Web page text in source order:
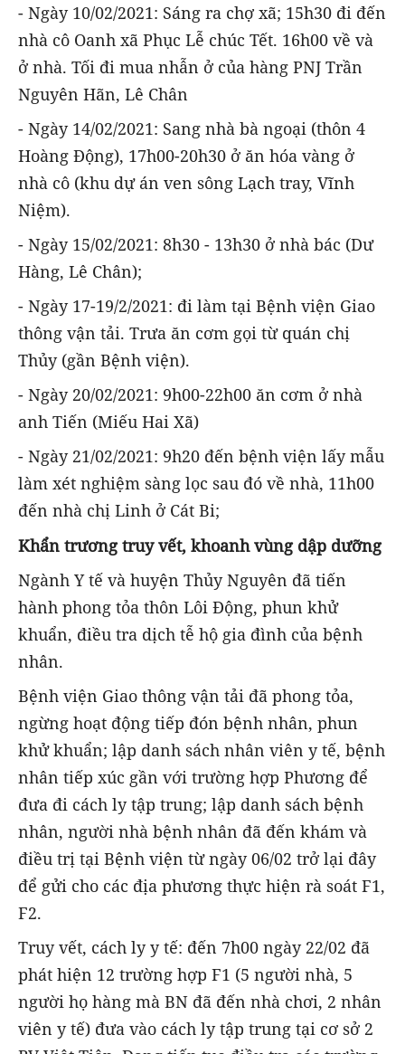
- Ngày 10/02/2021: Sáng ra chợ xã; 15h30 đi đến
nhà cô Oanh xã Phục Lễ chúc Tết. 16h00 về và
ở nhà. Tối đi mua nhẫn ở của hàng PNJ Trần
Nguyên Hãn, Lê Chân
- Ngày 14/02/2021: Sang nhà bà ngoại (thôn 4
Hoàng Động), 17h00-20h30 ở ăn hóa vàng ở
nhà cô (khu dự án ven sông Lạch tray, Vĩnh
Niệm).
- Ngày 15/02/2021: 8h30 - 13h30 ở nhà bác (Dư
Hàng, Lê Chân);
- Ngày 17-19/2/2021: đi làm tại Bệnh viện Giao
thông vận tải. Trưa ăn cơm gọi từ quán chị
Thủy (gần Bệnh viện).
- Ngày 20/02/2021: 9h00-22h00 ăn cơm ở nhà
anh Tiến (Miếu Hai Xã)
- Ngày 21/02/2021: 9h20 đến bệnh viện lấy mẫu
làm xét nghiệm sàng lọc sau đó về nhà, 11h00
đến nhà chị Linh ở Cát Bi;
Khẩn trương truy vết, khoanh vùng dập dưỡng
Ngành Y tế và huyện Thủy Nguyên đã tiến
hành phong tỏa thôn Lôi Động, phun khử
khuẩn, điều tra dịch tễ hộ gia đình của bệnh
nhân.
Bệnh viện Giao thông vận tải đã phong tỏa,
ngừng hoạt động tiếp đón bệnh nhân, phun
khử khuẩn; lập danh sách nhân viên y tế, bệnh
nhân tiếp xúc gần với trường hợp Phương để
đưa đi cách ly tập trung; lập danh sách bệnh
nhân, người nhà bệnh nhân đã đến khám và
điều trị tại Bệnh viện từ ngày 06/02 trở lại đây
để gửi cho các địa phương thực hiện rà soát F1,
F2.
Truy vết, cách ly y tế: đến 7h00 ngày 22/02 đã
phát hiện 12 trường hợp F1 (5 người nhà, 5
người họ hàng mà BN đã đến nhà chơi, 2 nhân
viên y tế) đưa vào cách ly tập trung tại cơ sở 2